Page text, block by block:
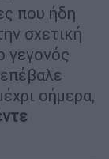
που ήδη
σχετική
γεγονός
σήμερα,